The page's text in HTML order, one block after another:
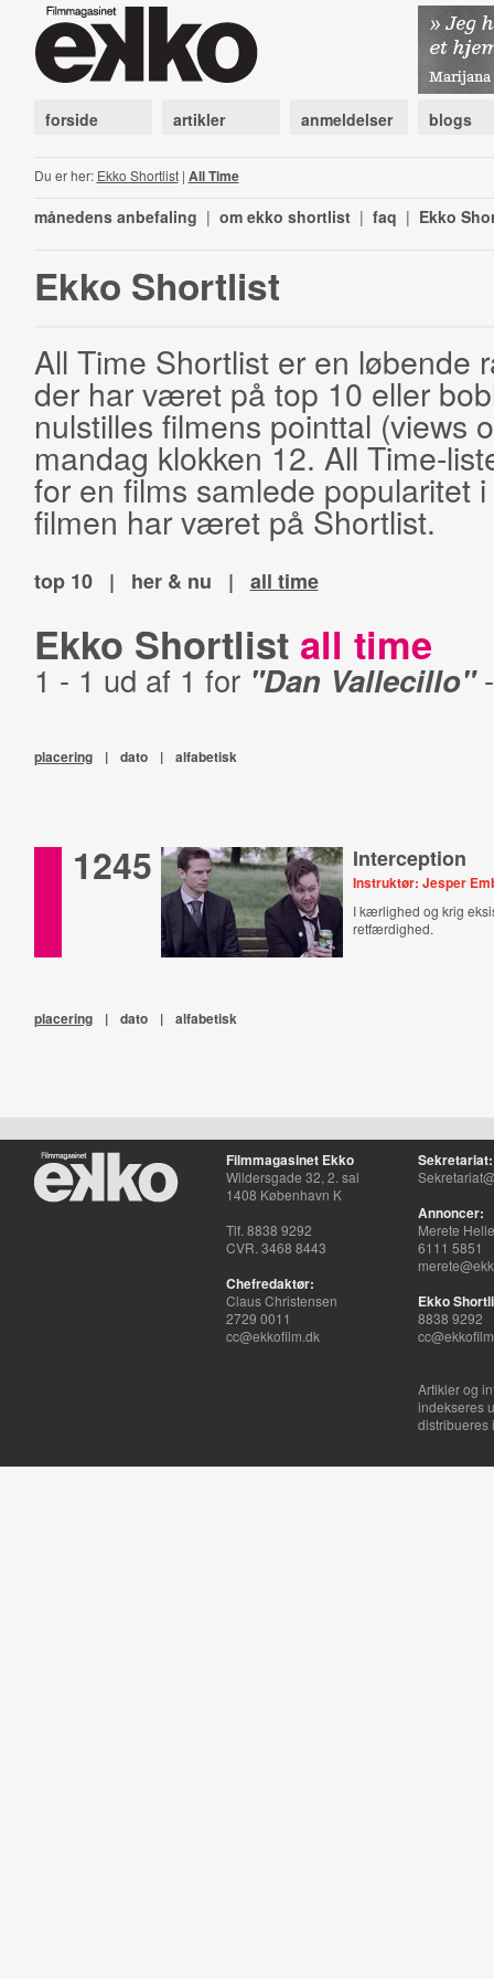
forside artikler anmeldelser blogs
Du er her: Ekko Shortlist| All Time
månedens anbefaling | om ekko shortlist | faq | Ekko
Ekko Shortlist
All Time Shortlist er en løbende
der har været på top 10 eller
nulstilles filmens pointtal (views
mandag klokken 12. All Time-
for en films samlede popularitet
filmen har været på Shortlist.
top 10 | her & nu | all time
Ekko Shortlist all time
1 - 1 ud af 1 for "Dan Vallecillo"
placering | dato | alfabetisk
1245 Interception
Instruktør: Jesper
I kærlighed og krig
retfærdighed.
placering | dato | alfabetisk
Filmmagasinet Ekko
Wildersgade 32, 2. sal
1408 København K
Tlf. 8838 9292
CVR. 3468 8443
Chefredaktør:
Claus Christensen
2729 0011
cc@ekkofilm.dk
Sekretariat:
Annoncer:
Merete
6111 5851
Ekko
8838 9292
Artikler og
indekseres
distribueres